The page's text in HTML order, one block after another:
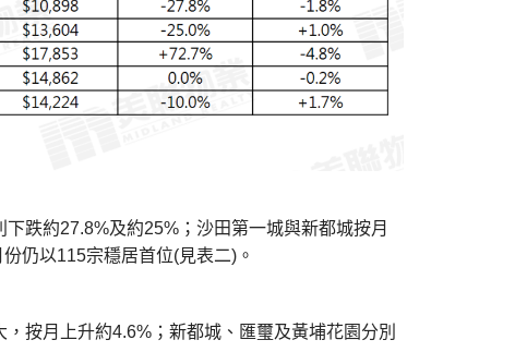
跌約27.8%及約25%；沙田第一城與新都城按月
仍以115宗穩居首位(見表二)。
按月上升約4.6%；新都城、匯璽及黃埔花園分別